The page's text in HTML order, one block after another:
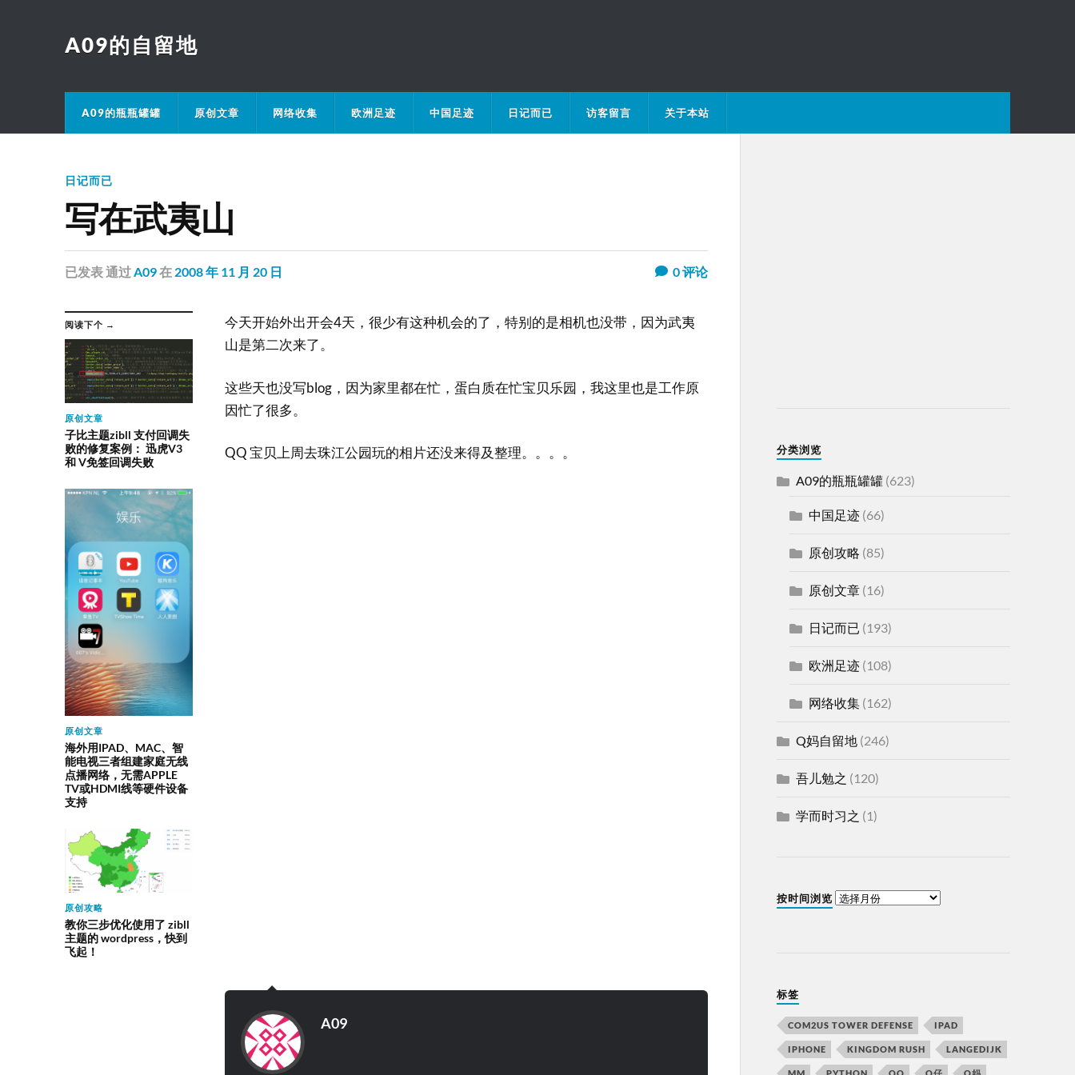
A09的自留地
A09的瓶瓶罐罐 原创文章 网络收集 欧洲足迹 中国足迹 日记而已 访客留言 关于本站
日记而已
写在武夷山
已发表通过A09在 2008 年 11 月 20 日 0评论
阅读下个 →
原创文章
子比主题zibll 支付回调失
败的修复案例： 迅虎V3
和 V免签回调失败
原创文章
海外用IPAD、MAC、智
能电视三者组建家庭无线
点播网络，无需APPLE
TV或HDMI线等硬件设备
支持
原创攻略
教你三步优化使用了 zibll
主题的 wordpress，快到
飞起！
今天开始外出开会4天，很少有这种机会的了，特别的是相机也没带，因为武夷
山是第二次来了。
这些天也没写blog，因为家里都在忙，蛋白质在忙宝贝乐园，我这里也是工作原
因忙了很多。
QQ 宝贝上周去珠江公园玩的相片还没来得及整理。。。。
A09
分类浏览
A09的瓶瓶罐罐(623)
中国足迹(66)
原创攻略 (85)
原创文章(16)
日记而已 (193)
欧洲足迹(108)
网络收集(162)
Q妈自留地(246)
吾儿勉之 (120)
学而时习之 (1)
按时间浏览
标签
COM2US TOWER DEFENSE IPAD
IPHONE KINGDOM RUSH LANGEDIJK